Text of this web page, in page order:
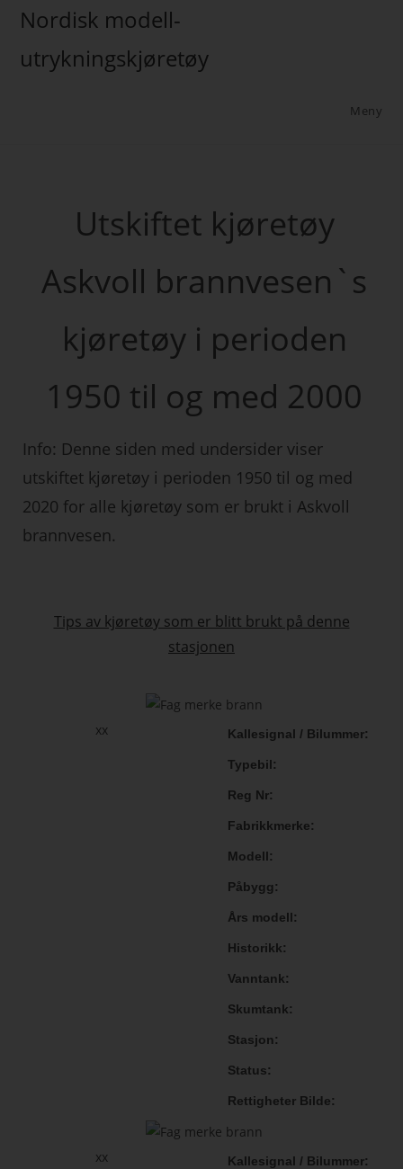
Nordisk modell-
utrykningskjøretøy
Meny
Utskiftet kjøretøy
Askvoll brannvesen`s
kjøretøy i perioden
1950 til og med 2000
Info: Denne siden med undersider viser
utskiftet kjøretøy i perioden 1950 til og med
2020 for alle kjøretøy som er brukt i Askvoll
brannvesen.
Tips av kjøretøy som er blitt brukt på denne
stasjonen
xx Kallesignal / Bilummer
Typebil
Reg Nr
Fabrikkmerke
Modell
Påbygg
Års modell
Historikk
Vanntank
Skumtank
Stasjon
Status
Rettigheter Bilde
xx Kallesignal / Bilummer